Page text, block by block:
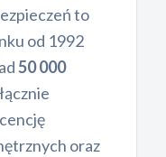
to
od 1992
50 000
oraz